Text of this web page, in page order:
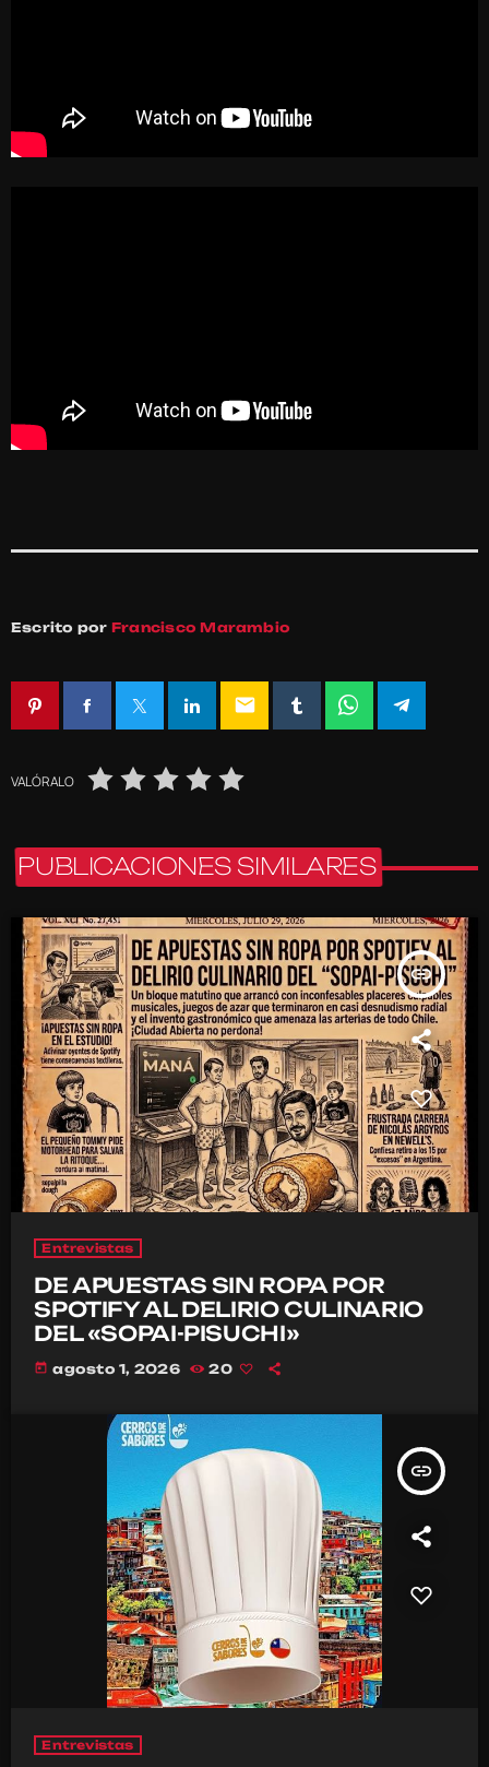
Escrito por Francisco Marambio
email
VALÓRALO
PUBLICACIONES SIMILARES
insert_link
Entrevistas
DE APUESTAS SIN ROPA POR
SPOTIFY AL DELIRIO CULINARIO
DEL «SOPAI-PISUCHI»
today agosto 1, 2026 20
insert_link
Entrevistas